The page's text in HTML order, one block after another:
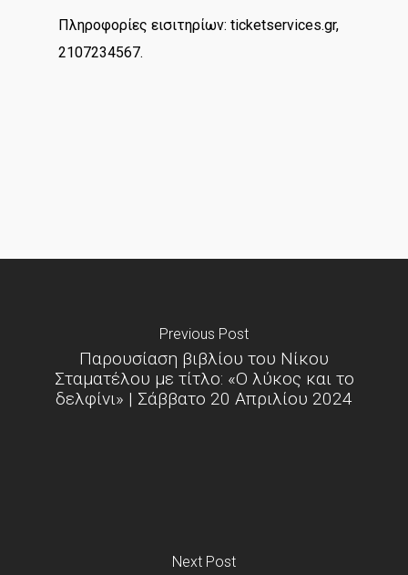
Πληροφορίες εισιτηρίων: ticketservices.gr,
2107234567.
Previous Post
Παρουσίαση βιβλίου του Νίκου
Σταματέλου με τίτλο: «Ο λύκος και το
δελφίνι» | Σάββατο 20 Απριλίου 2024
Next Post